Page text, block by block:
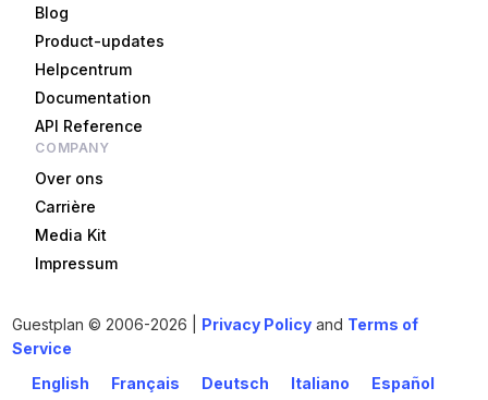
Blog
Product-updates
Helpcentrum
Documentation
API Reference
COMPANY
Over ons
Carrière
Media Kit
Impressum
Guestplan © 2006-2026 | Privacy Policy and Terms of
Service
English
Français Deutsch Italiano Español
Aan de slag!